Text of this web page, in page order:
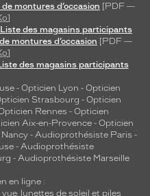
montures d’occasion [PDF —
]
des magasins participants
montures d’occasion [PDF —
]
des magasins participants
- Opticien Lyon - Opticien
Strasbourg - Opticien
Rennes - Opticien
Aix-en-Provence - Opticien
- Audioprothésiste Paris -
- Audioprothésiste
- Audioprothésiste Marseille
en ligne :
vue, lunettes de soleil et piles